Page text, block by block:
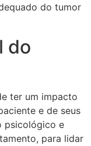
do tumor
do
ter um impacto
e de seus
psicológico e
para lidar